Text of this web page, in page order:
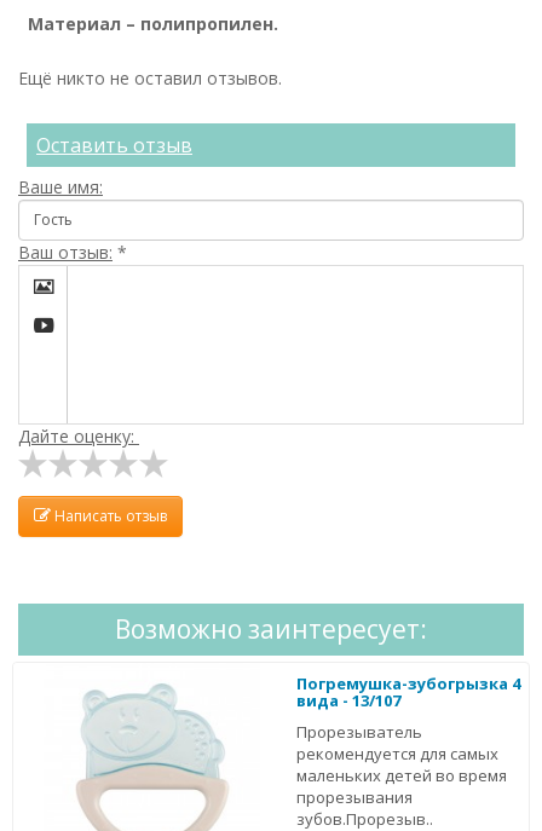
Материал – полипропилен.
Ещё никто не оставил отзывов.
Оставить отзыв
Ваше имя:
Ваш отзыв: *


Дайте оценку:
Написать отзыв
Возможно заинтересует:
Погремушка-зубогрызка 4
вида - 13/107
Прорезыватель
рекомендуется для самых
маленьких детей во время
прорезывания
зубов.Прорезыв..